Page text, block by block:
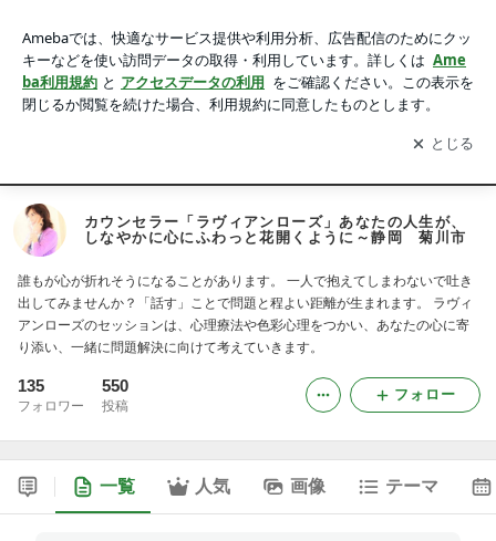
に心にふわっと花開くように～静岡 菊川市
アプリをダウンロードして ブログの更新通知
を受け取りまし
ょう。
開く
カウンセラー「ラヴィアンローズ」あなたの人生が、
しなやかに心にふわっと花開くように～静岡 菊川市
誰もが心が折れそうになることがあります。 一人で抱えてしまわないで吐き
出してみませんか？「話す」ことで問題と程よい距離が生まれます。 ラヴィ
アンローズのセッションは、心理療法や色彩心理をつかい、あなたの心に寄
り添い、一緒に問題解決に向けて考えていきます。
135
フォロワー
550
投稿
フォロー
一覧 人気 画像 テーマ